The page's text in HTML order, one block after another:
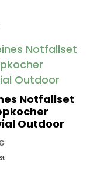
Notfallset
Outdoor